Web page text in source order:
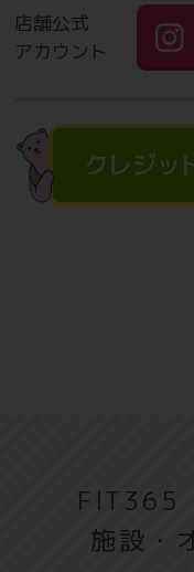
✨月会費
※スポーツ施設での利
の方。
※ご入会時に、在籍し
いずれか1点をご提示
※その他キャンペーン
☆ペア入会
ご家族や・お
をされた方全員
通常の入
店舗公式
アカウント
FIT365
施設・